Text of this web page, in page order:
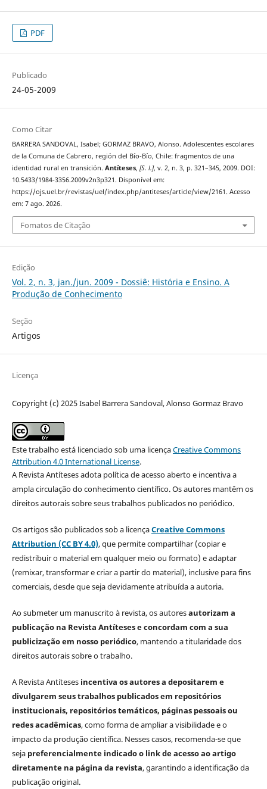
PDF
Publicado
24-05-2009
Como Citar
BARRERA SANDOVAL, Isabel; GORMAZ BRAVO, Alonso. Adolescentes escolares
de la Comuna de Cabrero, región del Bío-Bío, Chile: fragmentos de una
identidad rural en transición. Antíteses, [S. l.], v. 2, n. 3, p. 321–345, 2009. DOI:
10.5433/1984-3356.2009v2n3p321. Disponível em:
https://ojs.uel.br/revistas/uel/index.php/antiteses/article/view/2161. Acesso
em: 7 ago. 2026.
Fomatos de Citação
Edição
Vol. 2, n. 3, jan./jun. 2009 - Dossiê: História e Ensino. A
Produção de Conhecimento
Seção
Artigos
Licença
Copyright (c) 2025 Isabel Barrera Sandoval, Alonso Gormaz Bravo
Este trabalho está licenciado sob uma licençaCreative Commons
Attribution 4.0 International License.
A Revista Antíteses adota política de acesso aberto e incentiva a
ampla circulação do conhecimento científico. Os autores mantêm os
direitos autorais sobre seus trabalhos publicados no periódico.
Os artigos são publicados sob a licençaCreative Commons
Attribution (CC BY 4.0), que permite compartilhar (copiar e
redistribuir o material em qualquer meio ou formato) e adaptar
(remixar, transformar e criar a partir do material), inclusive para fins
comerciais, desde que seja devidamente atribuída a autoria.
Ao submeter um manuscrito à revista, os autoresautorizam a
publicação na Revista Antíteses e concordam com a sua
publicização em nosso periódico, mantendo a titularidade dos
direitos autorais sobre o trabalho.
A Revista Antíteses incentiva os autores a depositarem e
divulgarem seus trabalhos publicados em repositórios
institucionais, repositórios temáticos, páginas pessoais ou
redes acadêmicas, como forma de ampliar a visibilidade e o
impacto da produção científica. Nesses casos, recomenda-se que
seja preferencialmente indicado o link de acesso ao artigo
diretamente na página da revista, garantindo a identificação da
publicação original.